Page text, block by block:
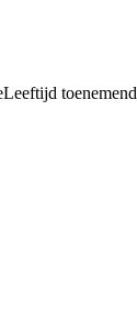
Leeftijd toenemend